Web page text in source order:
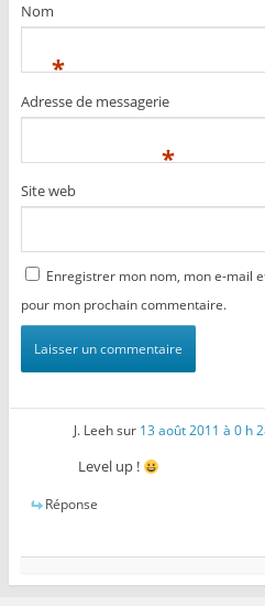
Nom
*
Adresse de messagerie
*
Site web
Enregistrer mon nom, mon e-mail
pour mon prochain commentaire.
J. Leehsur 13 août 2011 à 0 h
Level up !
Réponse